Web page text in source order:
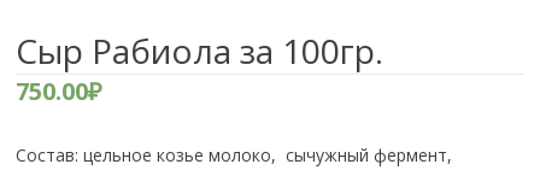
Сыр Рабиола за 100гр.
750.00₽
Состав: цельное козье молоко, сычужный фермент,